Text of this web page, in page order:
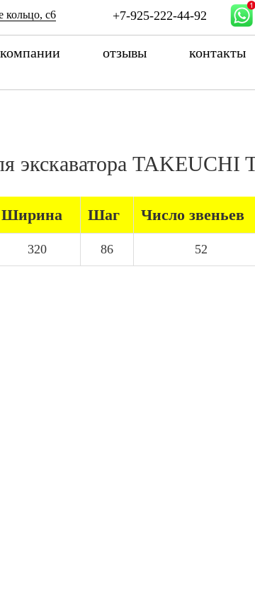
кольцо, с6 +7-925-222-44-92
отзывы контакты
экскаватора TAKEUCHI
Ширина Шаг Число звеньев
320 86 52